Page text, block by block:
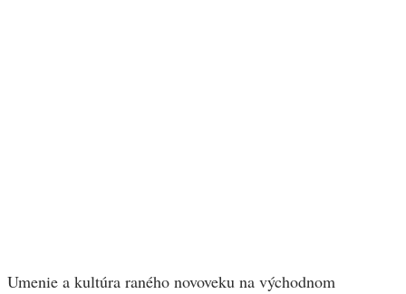
Umenie a kultúra raného novoveku na východnom